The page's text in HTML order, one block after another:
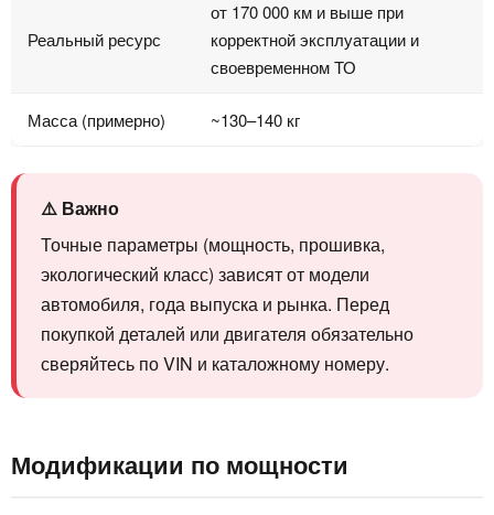
Реальный ресурс
от 170 000 км и выше при
корректной эксплуатации и
своевременном ТО
Масса (примерно) ~130–140 кг
⚠️ Важно
Точные параметры (мощность, прошивка,
экологический класс) зависят от модели
автомобиля, года выпуска и рынка. Перед
покупкой деталей или двигателя обязательно
сверяйтесь по VIN и каталожному номеру.
Модификации по мощности